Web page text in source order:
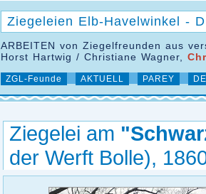
Ziegeleien Elb-Havelwinkel -
ARBEITEN von Ziegelfreunden aus
Horst Hartwig / Christiane Wagner,
ZGL-Feunde AKTUELL PAREY
Ziegelei am
der Werft Bolle),